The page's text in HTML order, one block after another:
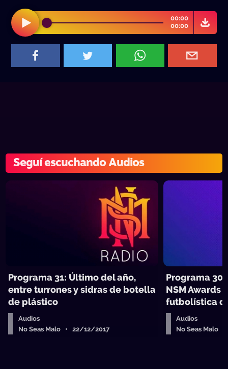
00:00
00:00
Seguí escuchando Audios
Programa 31: Último del año,
entre turrones y sidras de botella
de plástico
Audios
No Seas Malo • 22/12/2017
Programa
NSM Awards
futbolística
Audios
No Seas Malo